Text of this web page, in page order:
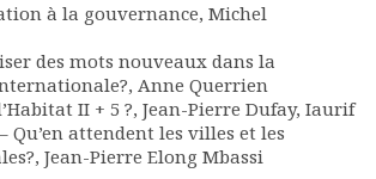
activités
mensuels
à la gouvernance, Michel
des mots nouveaux dans la
Anne Querrien
II + 5 ?, Jean-Pierre Dufay, Iaurif
Qu’en attendent les villes et les
Jean-Pierre Elong Mbassi